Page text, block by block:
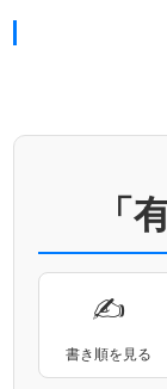
「
✍
書き順を見る